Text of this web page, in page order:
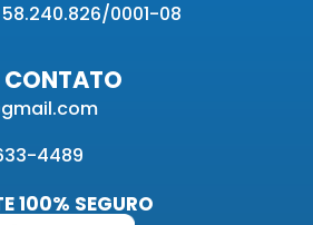
58.240.826/0001-08
CONTATO
4489
100% SEGURO